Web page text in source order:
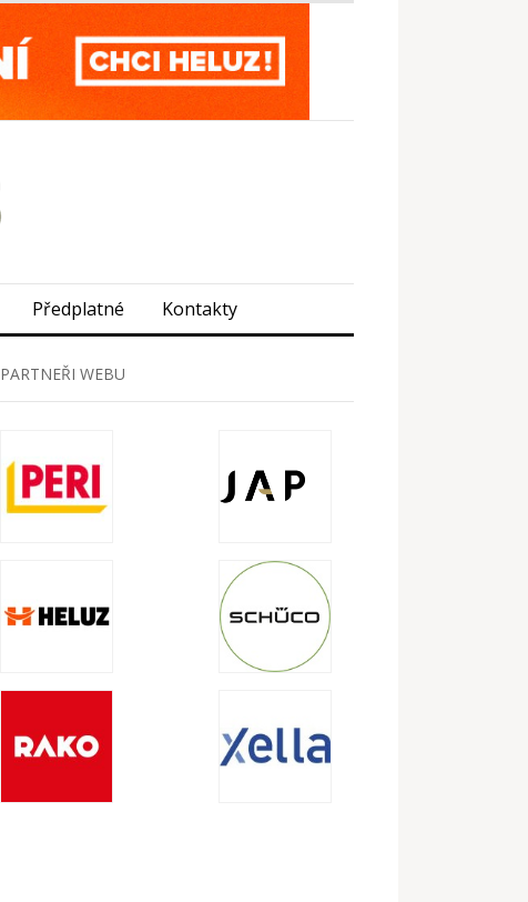
Předplatné Kontakty
PARTNEŘI WEBU